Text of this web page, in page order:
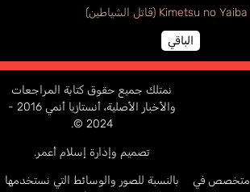
Kimetsu no Yaiba (قاتل الشياطين)
الباقي
متخصص في
نمتلك جميع حقوق كتابة المراجعات
والأخبار الأصلية، أنستازيا أنمي 2016 -
2024 ©.
تصميم وإدارة إسلام أعمر.
بالنسبة للصور والوسائط التي نستخدمها